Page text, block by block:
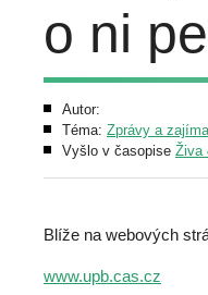
o ni
Autor:
Téma: Zprávy a
Vyšlo v časopise Živa
Blíže na webových
www.upb.cas.cz